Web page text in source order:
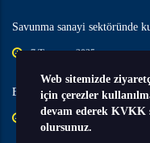
Savunma sanayi sektöründe
7 Temmuz 2025
Esans – Aroma sektöründe
7 Temmuz 2025
Web sitemizde
için çerezler
devam ederek KVKK
olursunuz.